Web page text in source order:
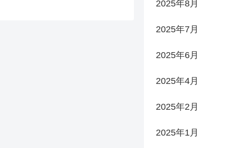
2025年8月
2025年7月
2025年6月
2025年4月
2025年2月
2025年1月